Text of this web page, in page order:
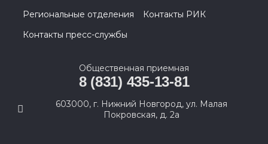
Региональные отделения
Контакты РИК
Контакты пресс-службы
Общественная приемная
8 (831) 435-13-81
603000, г. Нижний Новгород, ул. Малая
Покровская, д. 2а